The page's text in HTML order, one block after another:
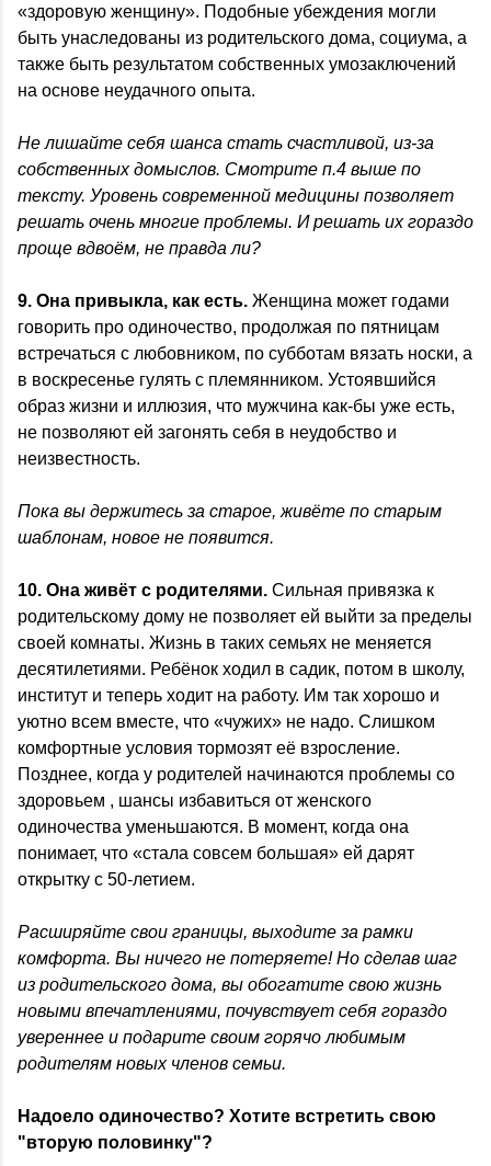
«здоровую женщину». Подобные убеждения могли
быть унаследованы из родительского дома, социума, а
также быть результатом собственных умозаключений
на основе неудачного опыта.
Не лишайте себя шанса стать счастливой, из-за
собственных домыслов. Смотрите п.4 выше по
тексту. Уровень современной медицины позволяет
решать очень многие проблемы. И решать их гораздо
проще вдвоём, не правда ли?
9. Она привыкла, как есть. Женщина может годами
говорить про одиночество, продолжая по пятницам
встречаться с любовником, по субботам вязать носки, а
в воскресенье гулять с племянником. Устоявшийся
образ жизни и иллюзия, что мужчина как-бы уже есть,
не позволяют ей загонять себя в неудобство и
неизвестность.
Пока вы держитесь за старое, живёте по старым
шаблонам, новое не появится.
10. Она живёт с родителями. Сильная привязка к
родительскому дому не позволяет ей выйти за пределы
своей комнаты. Жизнь в таких семьях не меняется
десятилетиями. Ребёнок ходил в садик, потом в школу,
институт и теперь ходит на работу. Им так хорошо и
уютно всем вместе, что «чужих» не надо. Слишком
комфортные условия тормозят её взросление.
Позднее, когда у родителей начинаются проблемы со
здоровьем , шансы избавиться от женского
одиночества уменьшаются. В момент, когда она
понимает, что «стала совсем большая» ей дарят
открытку с 50-летием.
Расширяйте свои границы, выходите за рамки
комфорта. Вы ничего не потеряете! Но сделав шаг
из родительского дома, вы обогатите свою жизнь
новыми впечатлениями, почувствует себя гораздо
увереннее и подарите своим горячо любимым
родителям новых членов семьи.
Надоело одиночество? Хотите встретить свою
"вторую половинку"?